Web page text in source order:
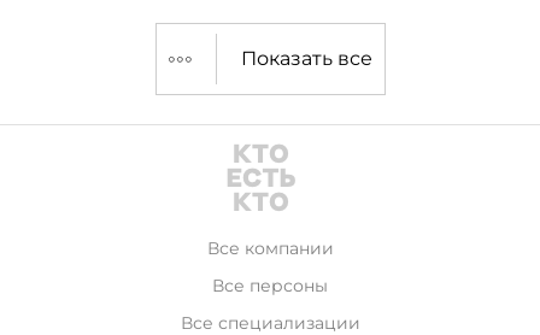
перспективными
Показать все
Все компании
Все персоны
Все специализации